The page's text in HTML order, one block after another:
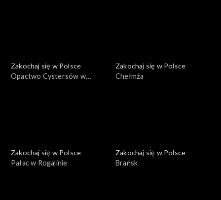
Zakochaj się w Polsce
Opactwo Cystersów w
Zakochaj się w Polsce
Chełmża
Zakochaj się w Polsce
Pałac w Rogalinie
Zakochaj się w Polsce
Brańsk